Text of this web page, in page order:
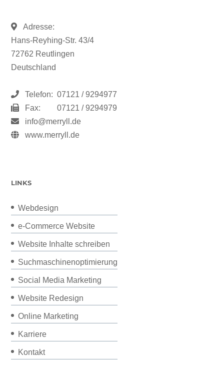
Adresse:
Hans-Reyhing-Str. 43/4
72762 Reutlingen
Deutschland
Telefon: 07121 / 9294977
Fax:
07121 / 9294979
info@merryll.de
www.merryll.de
LINKS
Webdesign
e-Commerce Website
Website Inhalte schreiben
Suchmaschinenoptimierung
Social Media Marketing
Website Redesign
Online Marketing
Karriere
Kontakt